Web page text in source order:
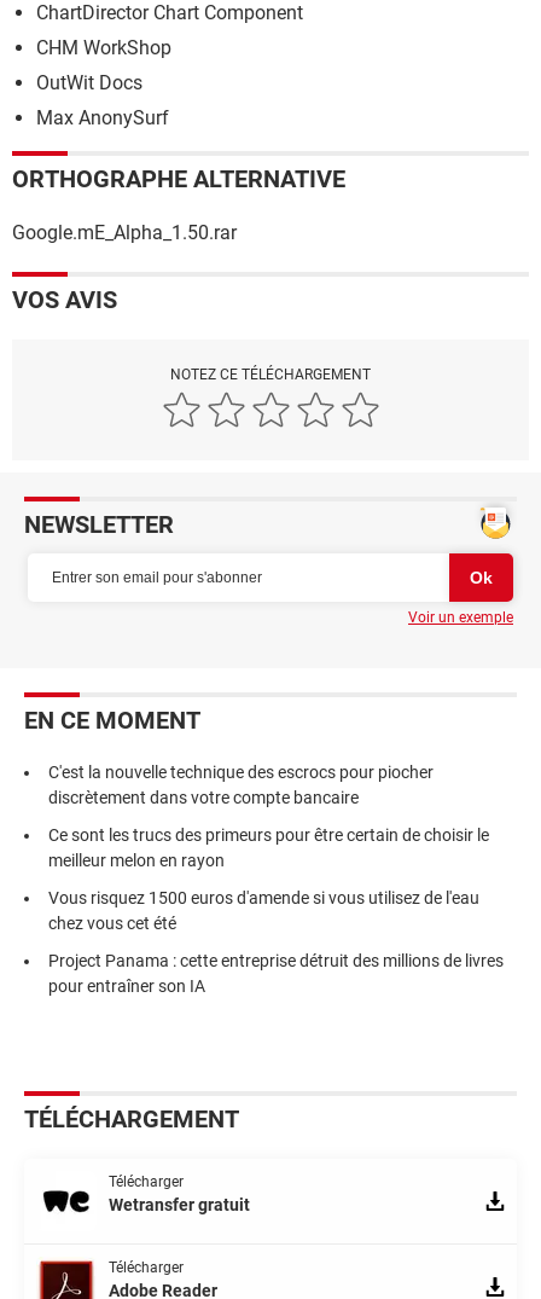
ChartDirector Chart Component
CHM WorkShop
OutWit Docs
Max AnonySurf
ORTHOGRAPHE ALTERNATIVE
Google.mE_Alpha_1.50.rar
VOS AVIS
NOTEZ CE TÉLÉCHARGEMENT
NEWSLETTER
Voir un exemple
EN CE MOMENT
C'est la nouvelle technique des escrocs pour piocher
discrètement dans votre compte bancaire
Ce sont les trucs des primeurs pour être certain de choisir le
meilleur melon en rayon
Vous risquez 1500 euros d'amende si vous utilisez de l'eau
chez vous cet été
Project Panama : cette entreprise détruit des millions de livres
pour entraîner son IA
TÉLÉCHARGEMENT
Télécharger
Wetransfer gratuit
Télécharger
Adobe Reader